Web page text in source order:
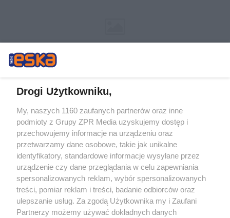
Żaden utwór zamieszczony w serwisie nie może być powielany i
rozpowszechniany lub dalej rozpowszechniany w jakikolwiek sposób (w
tym także elektroniczny lub mechaniczny) na jakimkolwiek polu
eksploatacji w jakiejkolwiek formie, włącznie z umieszczaniem w Internecie
bez pisemnej zgody właściciela praw. Jakiekolwiek użycie lub
wykorzystanie utworów w całości lub w części z naruszeniem prawa, tzn.
bez właściwej zgody, jest zabronione pod groźbą kary i może być ścigane
prawnie.
Drogi Użytkowniku,
My, naszych 1160 zaufanych partnerów oraz inne
podmioty z Grupy ZPR Media uzyskujemy dostęp i
przechowujemy informacje na urządzeniu oraz
przetwarzamy dane osobowe, takie jak unikalne
identyfikatory, standardowe informacje wysyłane przez
urządzenie czy dane przeglądania w celu zapewniania
spersonalizowanych reklam, wybór spersonalizowanych
treści, pomiar reklam i treści, badanie odbiorców oraz
ulepszanie usług. Za zgodą Użytkownika my i Zaufani
Partnerzy możemy używać dokładnych danych